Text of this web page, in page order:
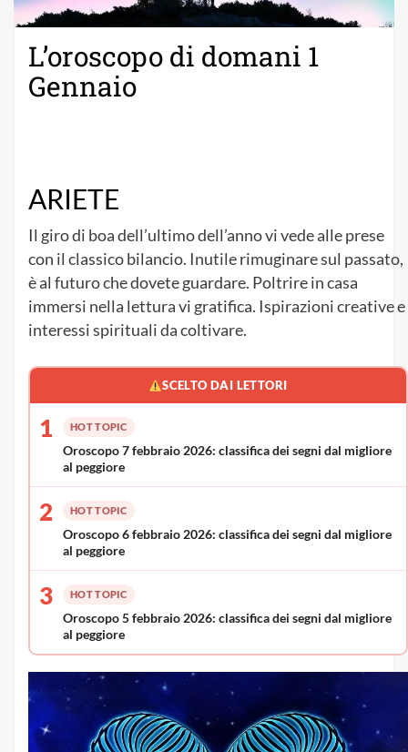
L’oroscopo di domani 1
Gennaio
ARIETE
Il giro di boa dell’ultimo dell’anno vi vede alle prese
con il classico bilancio. Inutile rimuginare sul passato,
è al futuro che dovete guardare. Poltrire in casa
immersi nella lettura vi gratifica. Ispirazioni creative e
interessi spirituali da coltivare.
SCELTO DAI LETTORI
1 HOT TOPIC
Oroscopo 7 febbraio 2026: classifica dei segni dal migliore
al peggiore
2 HOT TOPIC
Oroscopo 6 febbraio 2026: classifica dei segni dal migliore
al peggiore
3 HOT TOPIC
Oroscopo 5 febbraio 2026: classifica dei segni dal migliore
al peggiore